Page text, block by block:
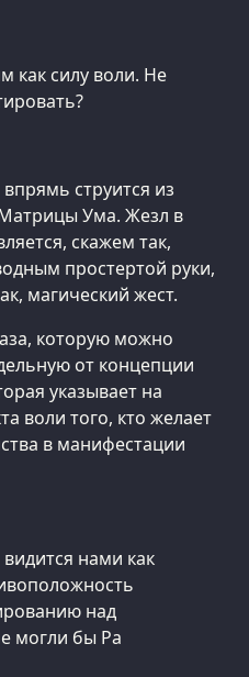
как силу воли. Не
струится из
Ума. Жезл в
скажем так,
простертой руки,
магический жест.
которую можно
от концепции
указывает на
воли того, кто желает
в манифестации
нами как
над
могли бы Ра